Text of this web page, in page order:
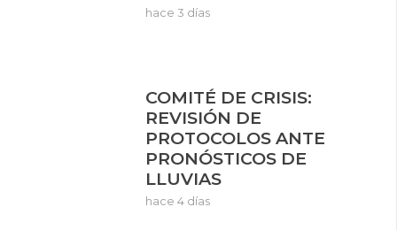
hace 3 días
COMITÉ DE CRISIS:
REVISIÓN DE
PROTOCOLOS ANTE
PRONÓSTICOS DE
LLUVIAS
hace 4 días